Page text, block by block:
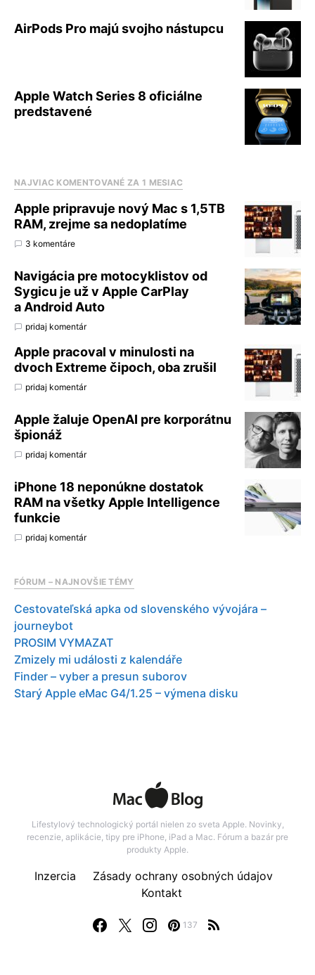
AirPods Pro majú svojho nástupcu
Apple Watch Series 8 oficiálne
predstavené
NAJVIAC KOMENTOVANÉ ZA 1 MESIAC
Apple pripravuje nový Mac s 1,5TB
RAM, zrejme sa nedoplatíme
3 komentáre
Navigácia pre motocyklistov od
Sygicu je už v Apple CarPlay
a Android Auto
pridaj komentár
Apple pracoval v minulosti na
dvoch Extreme čipoch, oba zrušil
pridaj komentár
Apple žaluje OpenAI pre korporátnu
špionáž
pridaj komentár
iPhone 18 neponúkne dostatok
RAM na všetky Apple Intelligence
funkcie
pridaj komentár
FÓRUM – NAJNOVŠIE TÉMY
Cestovateľská apka od slovenského vývojára –
journeybot
PROSIM VYMAZAT
Zmizely mi události z kalendáře
Finder – vyber a presun suborov
Starý Apple eMac G4/1.25 – výmena disku
Lifestylový technologický portál nielen zo sveta Apple. Novinky,
recenzie, aplikácie, tipy pre iPhone, iPad a Mac. Fórum a bazár pre
produkty Apple.
137
Inzercia
Zásady ochrany osobných údajov
Kontakt